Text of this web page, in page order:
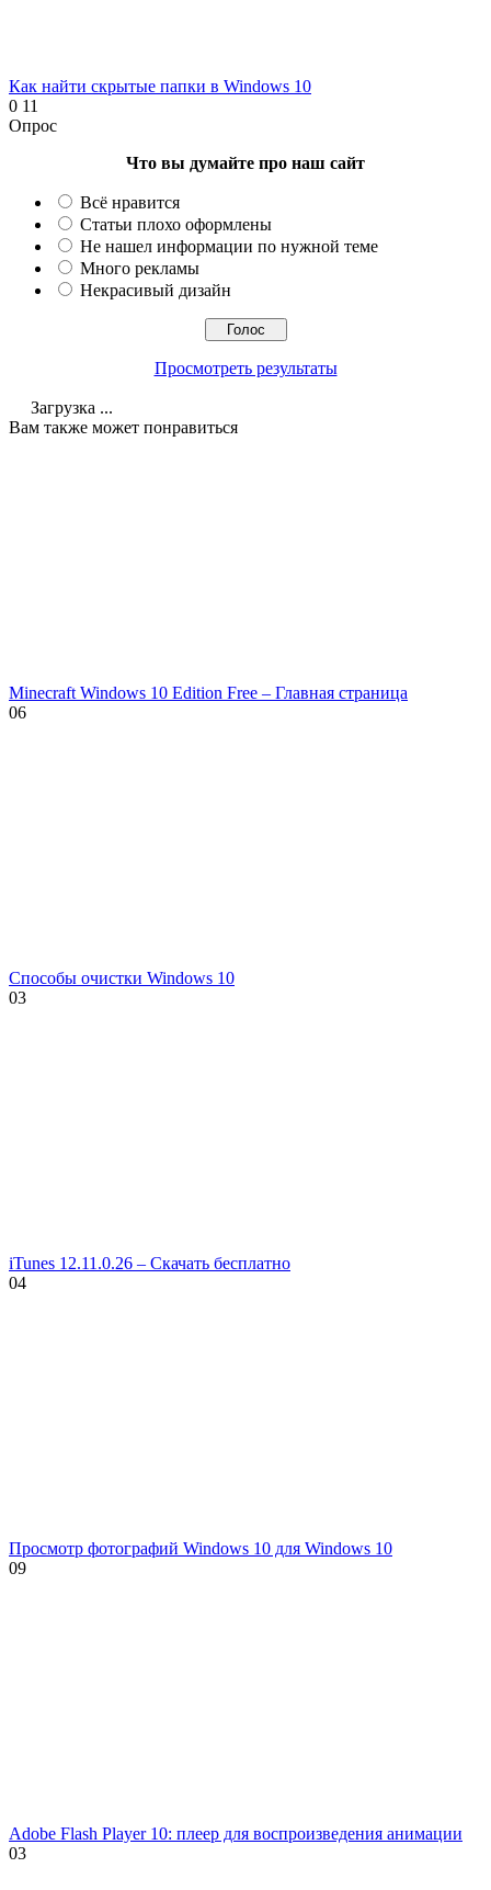
Как найти скрытые папки в Windows 10
0 11
Опрос
Что вы думайте про наш сайт
Всё нравится
Статьи плохо оформлены
Не нашел информации по нужной теме
Много рекламы
Некрасивый дизайн
Просмотреть результаты
Загрузка ...
Вам также может понравиться
Minecraft Windows 10 Edition Free – Главная страница
06
Способы очистки Windows 10
03
iTunes 12.11.0.26 – Скачать бесплатно
04
Просмотр фотографий Windows 10 для Windows 10
09
Adobe Flash Player 10: плеер для воспроизведения анимации
03